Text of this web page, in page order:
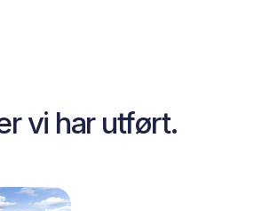
vi har utført.